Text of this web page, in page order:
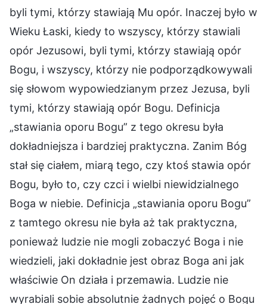
byli tymi, którzy stawiają Mu opór. Inaczej było w
Wieku Łaski, kiedy to wszyscy, którzy stawiali
opór Jezusowi, byli tymi, którzy stawiają opór
Bogu, i wszyscy, którzy nie podporządkowywali
się słowom wypowiedzianym przez Jezusa, byli
tymi, którzy stawiają opór Bogu. Definicja
„stawiania oporu Bogu” z tego okresu była
dokładniejsza i bardziej praktyczna. Zanim Bóg
stał się ciałem, miarą tego, czy ktoś stawia opór
Bogu, było to, czy czci i wielbi niewidzialnego
Boga w niebie. Definicja „stawiania oporu Bogu”
z tamtego okresu nie była aż tak praktyczna,
ponieważ ludzie nie mogli zobaczyć Boga i nie
wiedzieli, jaki dokładnie jest obraz Boga ani jak
właściwie On działa i przemawia. Ludzie nie
wyrabiali sobie absolutnie żadnych pojęć o Bogu